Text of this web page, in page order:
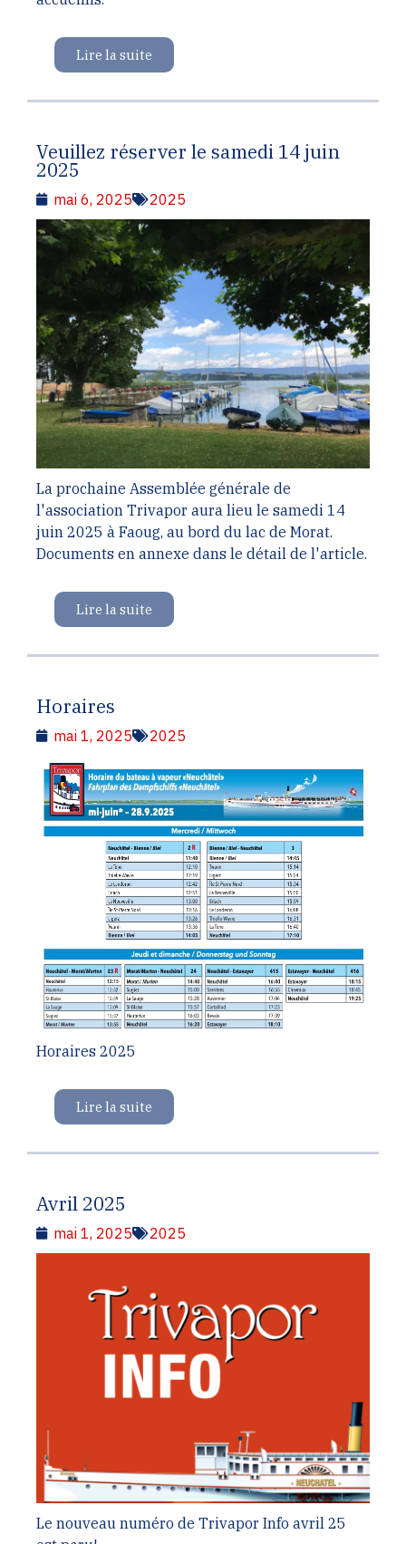
Lire la suite
Veuillez réserver le samedi 14 juin
2025
mai 6, 2025 2025
La prochaine Assemblée générale de
l'association Trivapor aura lieu le samedi 14
juin 2025 à Faoug, au bord du lac de Morat.
Documents en annexe dans le détail de l'article.
Lire la suite
Horaires
mai 1, 2025 2025
Horaires 2025
Lire la suite
Avril 2025
mai 1, 2025 2025
Le nouveau numéro de Trivapor Info avril 25